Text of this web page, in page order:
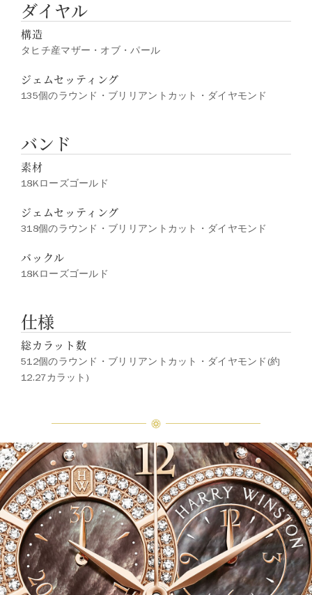
ダイヤル
構造
タヒチ産マザー・オブ・パール
ジェムセッティング
135個のラウンド・ブリリアントカット・ダイヤモンド
バンド
素材
18Kローズゴールド
ジェムセッティング
318個のラウンド・ブリリアントカット・ダイヤモンド
バックル
18Kローズゴールド
仕様
総カラット数
512個のラウンド・ブリリアントカット・ダイヤモンド(約
12.27カラット)